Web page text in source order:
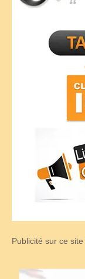
Publicité sur ce